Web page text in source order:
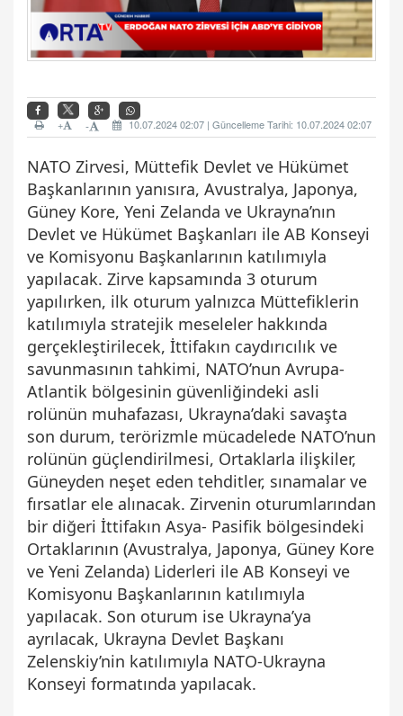
10.07.2024 02:07 | Güncelleme Tarihi: 10.07.2024 02:07
-
+
NATO Zirvesi, Müttefik Devlet ve Hükümet
Başkanlarının yanısıra, Avustralya, Japonya,
Güney Kore, Yeni Zelanda ve Ukrayna’nın
Devlet ve Hükümet Başkanları ile AB Konseyi
ve Komisyonu Başkanlarının katılımıyla
yapılacak. Zirve kapsamında 3 oturum
yapılırken, ilk oturum yalnızca Müttefiklerin
katılımıyla stratejik meseleler hakkında
gerçekleştirilecek, İttifakın caydırıcılık ve
savunmasının tahkimi, NATO’nun Avrupa-
Atlantik bölgesinin güvenliğindeki asli
rolünün muhafazası, Ukrayna’daki savaşta
son durum, terörizmle mücadelede NATO’nun
rolünün güçlendirilmesi, Ortaklarla ilişkiler,
Güneyden neşet eden tehditler, sınamalar ve
fırsatlar ele alınacak. Zirvenin oturumlarından
bir diğeri İttifakın Asya- Pasifik bölgesindeki
Ortaklarının (Avustralya, Japonya, Güney Kore
ve Yeni Zelanda) Liderleri ile AB Konseyi ve
Komisyonu Başkanlarının katılımıyla
yapılacak. Son oturum ise Ukrayna’ya
ayrılacak, Ukrayna Devlet Başkanı
Zelenskiy’nin katılımıyla NATO-Ukrayna
Konseyi formatında yapılacak.